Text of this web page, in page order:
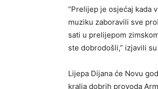
“Prelijep je osjećaj kada
muziku zaboravili sve
sati u prelijepom
ste dobrodošli,” izjavili
Lijepa Dijana će Novu
kralja dobrih provoda